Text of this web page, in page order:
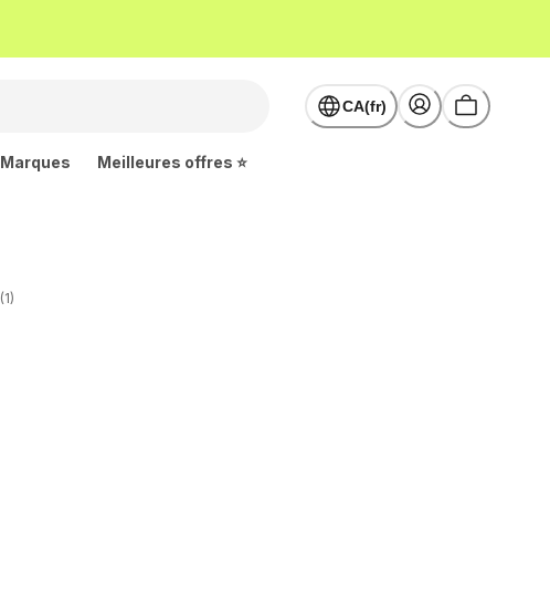
CA(fr)
Marques Meilleures offres ⭐
(1)